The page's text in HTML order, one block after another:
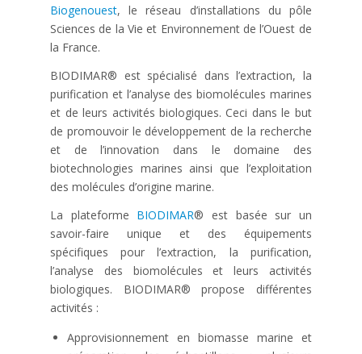
Biogenouest, le réseau d’installations du pôle
Sciences de la Vie et Environnement de l’Ouest de
la France.
BIODIMAR® est spécialisé dans l’extraction, la
purification et l’analyse des biomolécules marines
et de leurs activités biologiques. Ceci dans le but
de promouvoir le développement de la recherche
et de l’innovation dans le domaine des
biotechnologies marines ainsi que l’exploitation
des molécules d’origine marine.
La plateforme BIODIMAR® est basée sur un
savoir-faire unique et des équipements
spécifiques pour l’extraction, la purification,
l’analyse des biomolécules et leurs activités
biologiques. BIODIMAR® propose différentes
activités :
Approvisionnement en biomasse marine et